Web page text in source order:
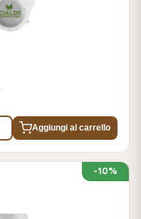
Aggiungi al carrello
-10%